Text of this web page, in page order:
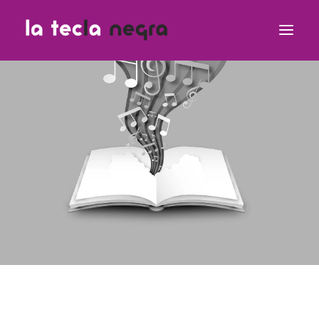
Clases
Equipo Teclero
Contacto
¿Dudas?